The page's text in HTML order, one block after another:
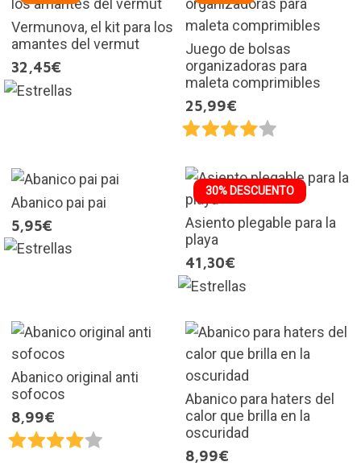
Vermunova, el kit para los
amantes del vermut
32,45€
Juego de bolsas
organizadoras para
maleta comprimibles
25,99€
Abanico pai pai
5,95€
30% DESCUENTO
Asiento plegable para la
playa
41,30€
Abanico original anti
sofocos
8,99€
Abanico para haters del
calor que brilla en la
oscuridad
8,99€